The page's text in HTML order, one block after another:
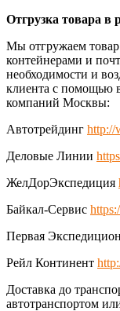
Отгрузка товара в
Мы отгружаем
контейнерами и
необходимости и
клиента с помощью
компаний Москвы:
Автотрейдинг http://
Деловые Линии
ЖелДорЭкспедиция
Байкал-Сервис
Первая
Рейл Континент
Доставка до
автотранспортом